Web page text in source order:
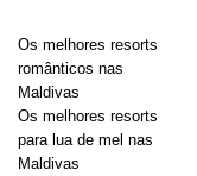
Os melhores resorts
românticos nas
Maldivas
Os melhores resorts
para lua de mel nas
Maldivas